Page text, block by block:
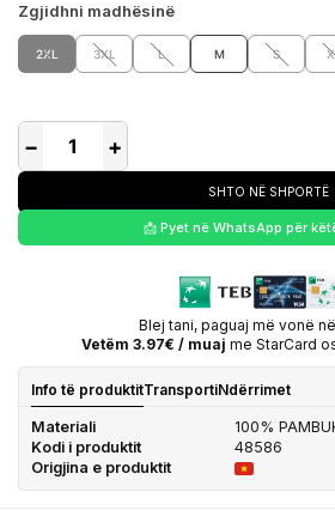
Zgjidhni madhësinë
2XL 3XL L M S
− +
SHTO NË SHPORTË
📩 Pyet në WhatsApp për
Blej tani, paguaj më vonë
Vetëm 3.97€ / muaj me StarCard
Info të produktitTransportiNdërrimet
Materiali
100%
Kodi i produktit
48586
Origjina e produktit